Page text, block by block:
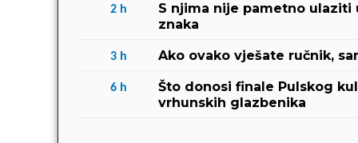
2 h
S njima nije pametno ulaziti
znaka
3 h Ako ovako vješate ručnik,
6 h
Što donosi finale Pulskog
vrhunskih glazbenika